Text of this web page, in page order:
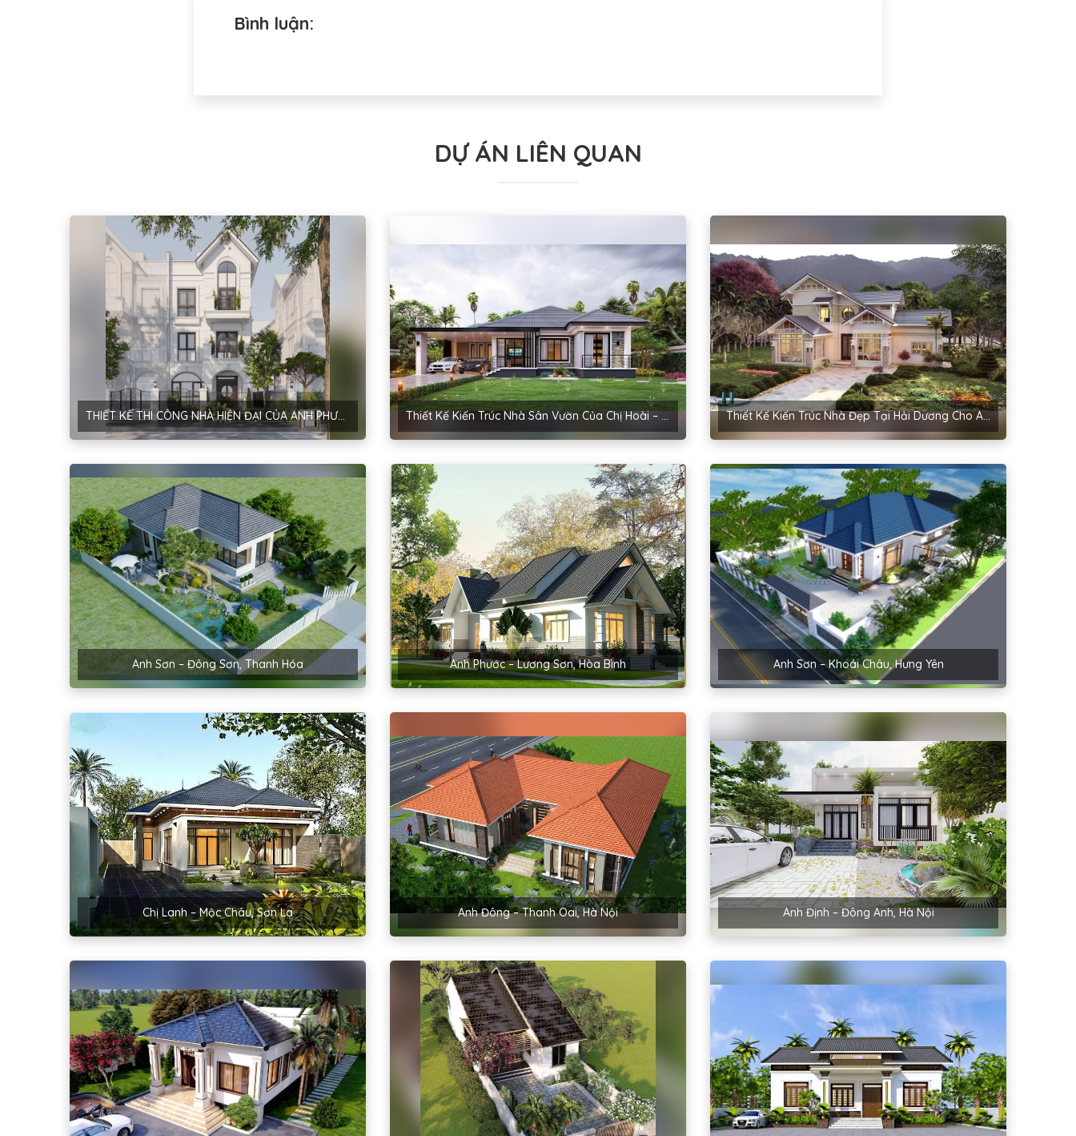
Bình luận:
DỰ ÁN LIÊN QUAN
THIẾT KẾ THI CÔNG NHÀ HIỆN ĐẠI CỦA ANH PHƯƠNG TẠI HÀ NỘI Thiết Kế Kiến Trúc Nhà Sân Vườn Của Chị Hoài – Thanh Miện, Hải Dương Thiết Kế Kiến Trúc Nhà Đẹp Tại Hải Dương Cho Anh Hậu – Cẩm Bình
Anh Sơn – Đông Sơn, Thanh Hóa Anh Phước – Lương Sơn, Hòa Bình Anh Sơn – Khoái Châu, Hưng Yên
Chị Lanh – Mộc Châu, Sơn La Anh Đông – Thanh Oai, Hà Nội Anh Định – Đông Anh, Hà Nội